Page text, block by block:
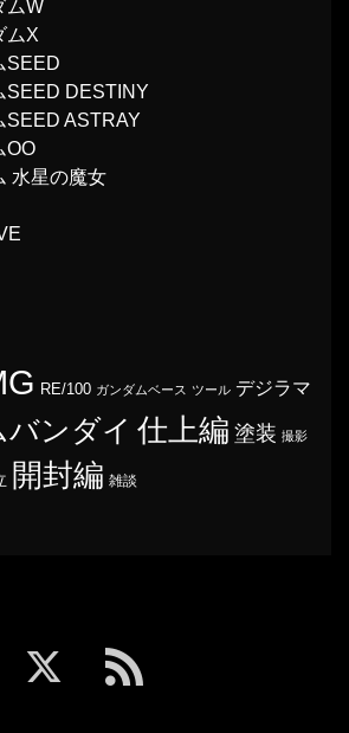
ムW
ムX
SEED
SEED DESTINY
SEED ASTRAY
OO
水星の魔女
RE/100 ガンダムベース ツール デジラマ
ンダイ 仕上編 塗装 撮影
開封編 雑談